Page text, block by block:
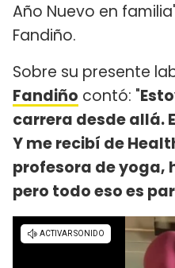
Año Nuevo en
Fandiño.
Sobre su presente
Fandiño contó: "
carrera desde allá.
Y me recibí de
profesora de yoga,
pero todo eso es